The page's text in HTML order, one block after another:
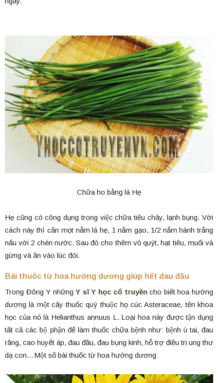
Chữa ho bằng lá Hẹ
Hẹ cũng có công dụng trong việc chữa tiêu chảy, lạnh bụng. Với
cách này thì cần mọt nắm lá hẹ, 1 nắm gạo, 1/2 nắm hành trắng
nấu với 2 chén nước. Sau đó cho thêm vỏ quýt, hạt tiêu, muối và
gừng và ăn vào lúc đói.
Bài thuốc từ hoa hướng dương giúp hết đau đầu
Trong Đông Y nhữngY sĩ Y học cổ truyềncho biết hoa hướng
dương là một cây thuốc quý thuộc họ cúc Asteraceae, tên khoa
học của nó là Helianthus annuus L. Loại hoa này được tận dụng
tất cả các bộ phận để làm thuốc chữa bệnh như: bệnh ù tai, đau
răng, cao huyết áp, đau đầu, đau bụng kinh, hỗ trợ điều trị ung thư
dạ con…Một số bài thuốc từ hoa hướng dương: